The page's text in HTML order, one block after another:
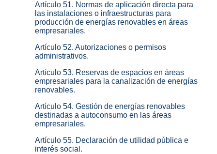
Artículo 51. Normas de aplicación directa para
las instalaciones o infraestructuras para
producción de energías renovables en áreas
empresariales.
Artículo 52. Autorizaciones o permisos
administrativos.
Artículo 53. Reservas de espacios en áreas
empresariales para la canalización de energías
renovables.
Artículo 54. Gestión de energías renovables
destinadas a autoconsumo en las áreas
empresariales.
Artículo 55. Declaración de utilidad pública e
interés social.